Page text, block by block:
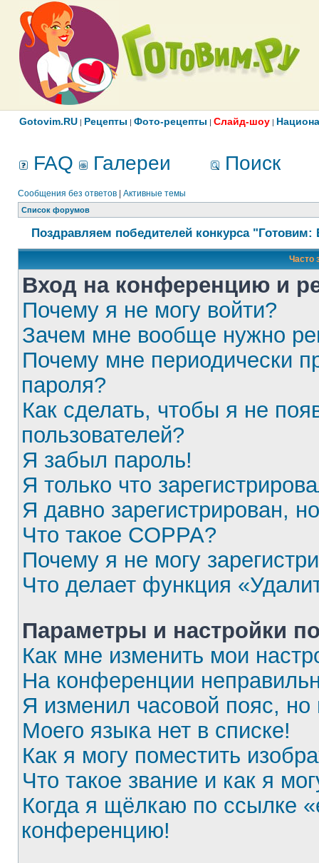
Gotovim.RU | Рецепты | Фото-рецепты | Слайд-шоу |
FAQ Галереи Поиск
Сообщения без ответов Активные темы
Список форумов
Поздравляем победителей конкурса
Часто
Вход на конференцию и
Почему я не могу войти?
Зачем мне вообще нужно
Почему мне периодически
пароля?
Как сделать, чтобы я не
пользователей?
Я забыл пароль!
Я только что
Я давно зарегистрирован,
Что такое COPPA?
Почему я не могу
Что делает функция
Параметры и настройки
Как мне изменить мои
На конференции
Я изменил часовой пояс,
Моего языка нет в списке!
Как я могу поместить
Что такое звание и как я
Когда я щёлкаю по ссылке
конференцию!